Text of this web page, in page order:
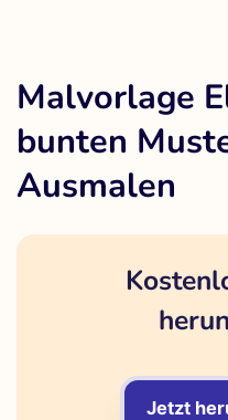
Malvorlage
bunten
Ausmalen
Jetzt